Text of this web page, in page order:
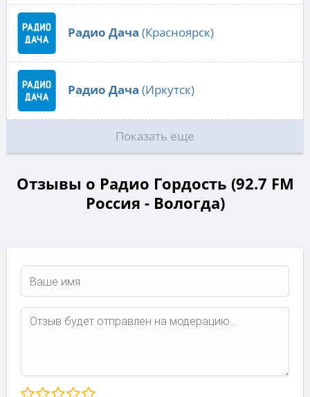
Радио Дача (Красноярск)
Радио Дача (Иркутск)
Показать еще
Отзывы о Радио Гордость (92.7 FM
Россия - Вологда)